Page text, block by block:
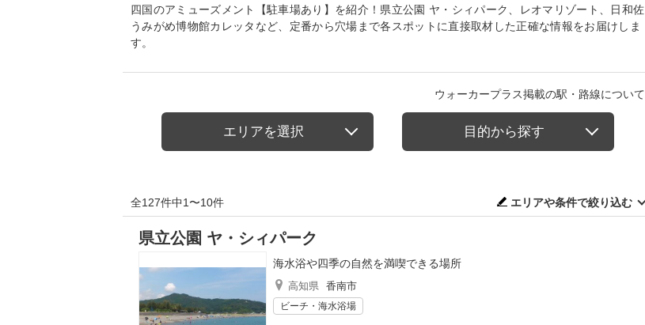
四国のアミューズメント【駐車場あり】を紹介！県立公園 ヤ・シィパーク、レオマリゾート、日和佐
うみがめ博物館カレッタなど、定番から穴場まで各スポットに直接取材した正確な情報をお届けしま
す。
ウォーカープラス掲載の駅・路線について
エリアを選択 目的から探す
全127件中1〜10件 エリアや条件で絞り込む
県立公園 ヤ・シィパーク
海水浴や四季の自然を満喫できる場所
高知県 香南市
ビーチ・海水浴場